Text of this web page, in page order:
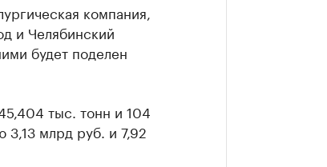
компания,
и Челябинский
будет поделен
тыс. тонн и 104
3,13 млрд руб. и 7,92